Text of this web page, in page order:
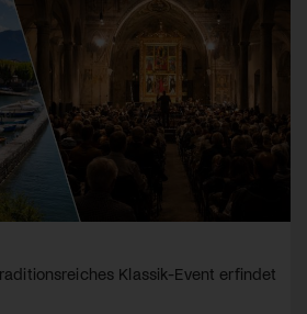
Klassik-Event erfindet